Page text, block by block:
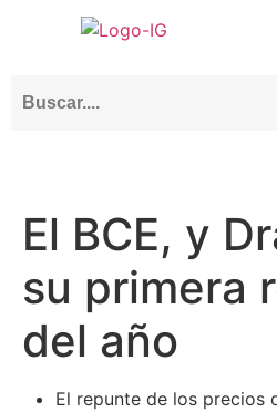
El BCE, y
su primera
del año
El repunte de los precios